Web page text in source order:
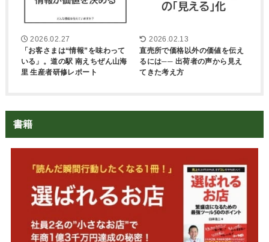
2026.02.27
「お客さまは“情報”を味わって
いる」。道の駅 南えちぜん山海
里 生産者研修レポート
2026.02.13
直売所で価格以外の価値を伝え
るには── 出荷者の声から見え
てきた考え方
書籍